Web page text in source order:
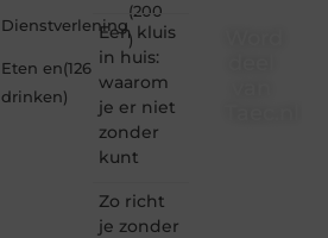
Dienstverlening
(200
)
Eten en
drinken
(126
)
Een kluis
in huis:
waarom
je er niet
zonder
kunt
Zo richt
je zonder